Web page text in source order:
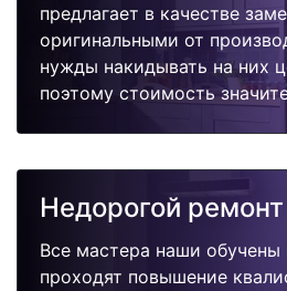
предлагает в качестве
оригинальными от
нужды накидывать на них
поэтому стоимость
Недорогой ремонт
Все мастера наши
проходят повышение